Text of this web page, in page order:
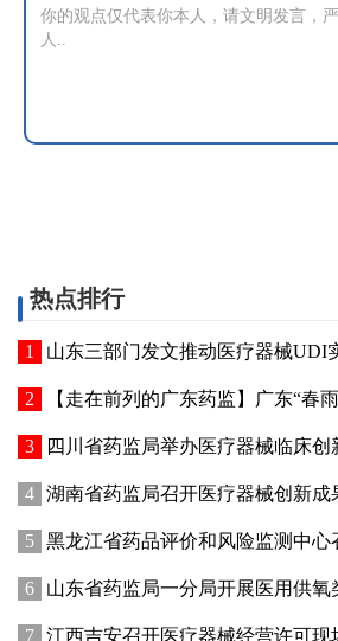
热点排行
山东三部门发文推动医疗器械UDI
【走在前列的广东药监】广东“春雨行动”
四川省药监局举办医疗器械临床创新成果转
湖南省药监局召开医疗器械创新成果转
黑龙江省药品评价和风险监测中心召开外周血
山东省药监局一分局开展医用供氧类医疗
江西吉安召开医疗器械经营许可现场检查员业务